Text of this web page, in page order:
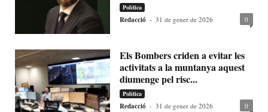
Política
Redacció - 31 de gener de 2026 0
Els Bombers criden a evitar les
activitats a la muntanya aquest
diumenge pel risc...
Política
Redacció - 31 de gener de 2026 0